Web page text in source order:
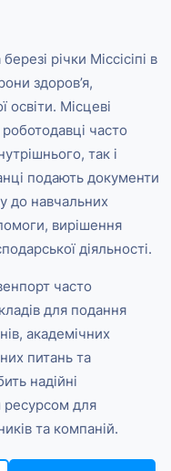
річки Міссісіпі в
здоров’я,
освіти. Місцеві
часто
так і
подають документи
до навчальних
вирішення
діяльності.
часто
для подання
академічних
питань та
надійні
ресурсом для
та компаній.